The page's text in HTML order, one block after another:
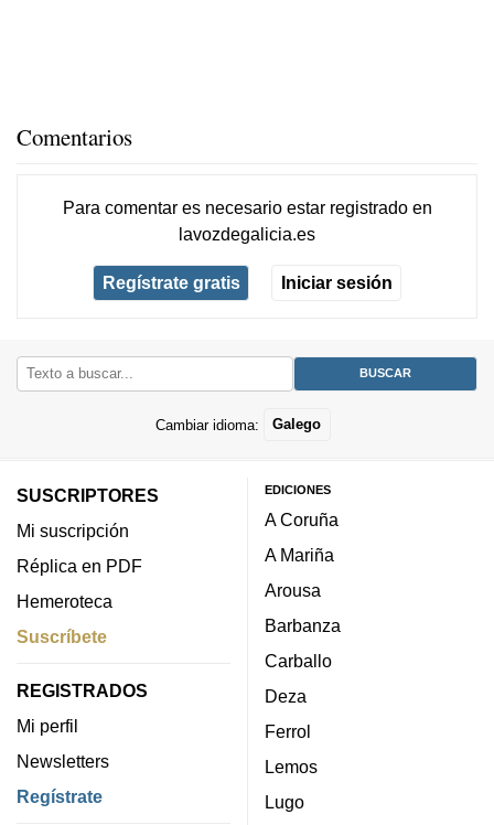
Comentarios
Para comentar es necesario estar registradoen
lavozdegalicia.es
Regístrate gratis Iniciar sesión
Cambiar idioma: Galego
SUSCRIPTORES
Mi suscripción
Réplica en PDF
Hemeroteca
Suscríbete
REGISTRADOS
Mi perfil
Newsletters
Regístrate
EDICIONES
A Coruña
A Mariña
Arousa
Barbanza
Carballo
Deza
Ferrol
Lemos
Lugo